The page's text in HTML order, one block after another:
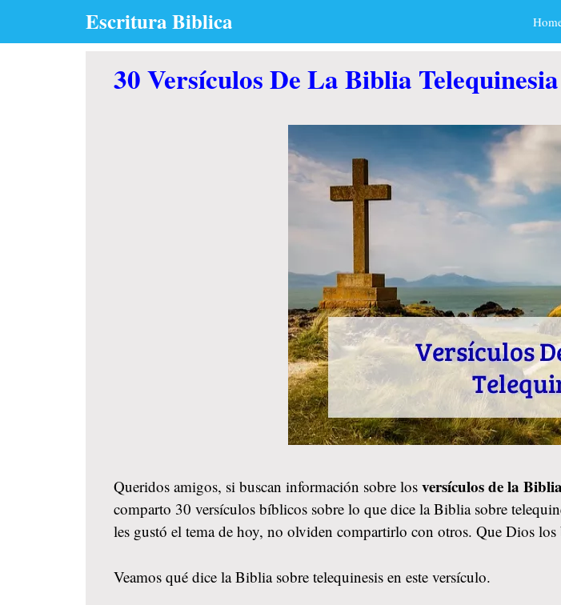
Escritura Biblica
30 Versículos De La Biblia Telequinesia
Queridos amigos, si buscan información sobre los versículos de la
comparto 30 versículos bíblicos sobre lo que dice la Biblia sobre
les gustó el tema de hoy, no olviden compartirlo con otros. Que Dios
Veamos qué dice la Biblia sobre telequinesis en este versículo.